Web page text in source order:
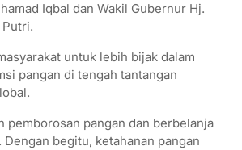
Iqbal dan Wakil Gubernur Hj.
Putri.
untuk lebih bijak dalam
pangan di tengah tantangan
pemborosan pangan dan berbelanja
begitu, ketahanan pangan